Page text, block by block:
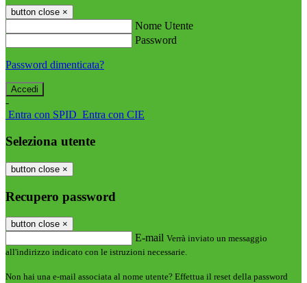
button close ×
Nome Utente
Password
Password dimenticata?
-
Entra con SPID Entra con CIE
Seleziona utente
button close ×
Recupero password
button close ×
E-mail Verrà inviato un messaggio
all'indirizzo indicato con le istruzioni necessarie.
Non hai una e-mail associata al nome utente? Effettua il reset della password